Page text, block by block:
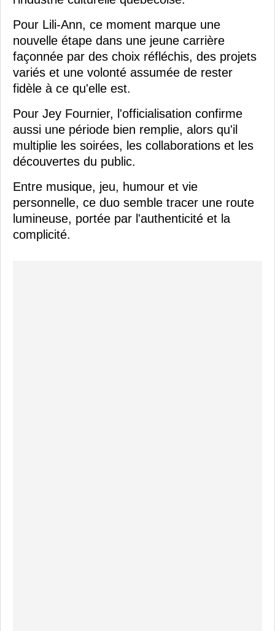
Pour Lili-Ann, ce moment marque une
nouvelle étape dans une jeune carrière
façonnée par des choix réfléchis, des projets
variés et une volonté assumée de rester
fidèle à ce qu'elle est.
Pour Jey Fournier, l'officialisation confirme
aussi une période bien remplie, alors qu'il
multiplie les soirées, les collaborations et les
découvertes du public.
Entre musique, jeu, humour et vie
personnelle, ce duo semble tracer une route
lumineuse, portée par l'authenticité et la
complicité.